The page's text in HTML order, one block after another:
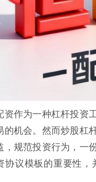
资作为一种杠杆投资
的机会。然而炒股杠
，规范投资行为，一
协议模板的重要性